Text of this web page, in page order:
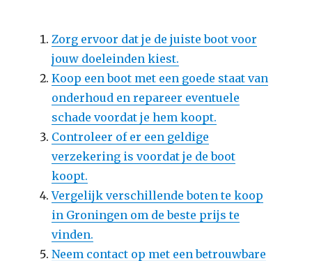
Zorg ervoor dat je de juiste boot voor
jouw doeleinden kiest.
Koop een boot met een goede staat van
onderhoud en repareer eventuele
schade voordat je hem koopt.
Controleer of er een geldige
verzekering is voordat je de boot
koopt.
Vergelijk verschillende boten te koop
in Groningen om de beste prijs te
vinden.
Neem contact op met een betrouwbare